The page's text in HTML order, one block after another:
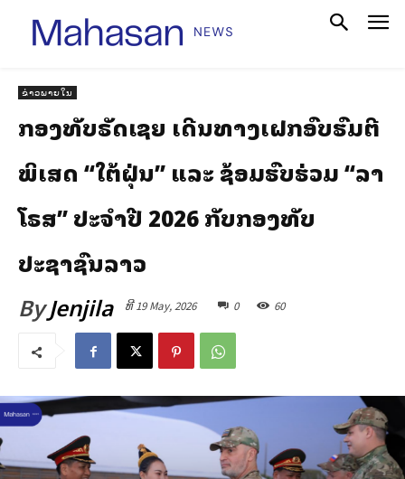
ຂ່າວພາຍໃນ
ກອງທັບຣັດເຊຍ ເດີນທາງເຝິກອົບຮົມຕີ
ພິເສດ “ໃຕ້ຝຸ່ນ” ແລະ ຊ້ອມຮົບຮ່ວມ “ລາ
ໂຣສ” ປະຈຳປີ 2026 ກັບກອງທັບ
ປະຊາຊົນລາວ
ByJenjila ທີ 19 May, 2026 0 60